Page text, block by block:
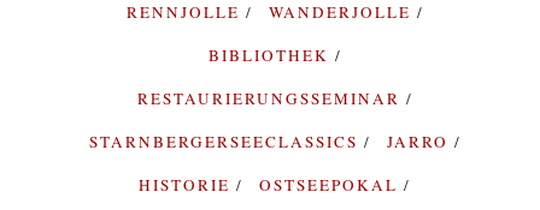
RENNJOLLE
WANDERJOLLE
BIBLIOTHEK
RESTAURIERUNGSSEMINAR
STARNBERGERSEECLASSICS
JARRO
HISTORIE
OSTSEEPOKAL